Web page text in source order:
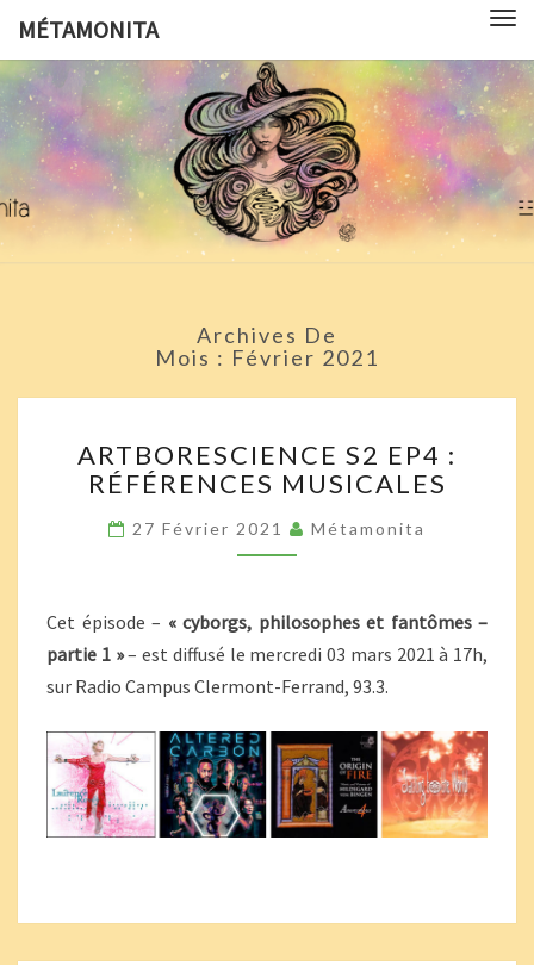
MÉTAMONITA
Pédagogie,
Arts
Visuels,
Sciences
Pop
Culture Et
Archives De
Mois : Février 2021
S2
EP4
RÉFÉRENCES
MUSICALES
ARTBORESCIENCE S2 EP4 :
RÉFÉRENCES MUSICALES
27 Février 2021 Métamonita
Cet épisode – « cyborgs, philosophes et fantômes –
partie 1 »– est diffusé le mercredi 03 mars 2021 à 17h,
sur Radio Campus Clermont-Ferrand, 93.3.